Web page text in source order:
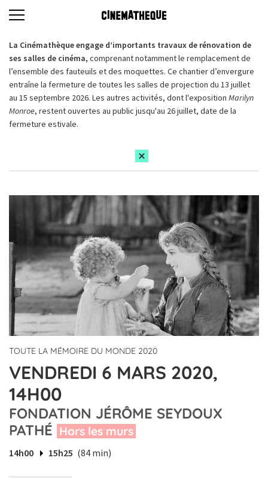
La Cinémathèque engage d’importants travaux de rénovation de
ses salles de cinéma, comprenant notamment le remplacement de
l’ensemble des fauteuils et des moquettes. Ce chantier d’envergure
entraîne la fermeture de toutes les salles de projection du 13 juillet
au 15 septembre 2026. Les autres activités, dont l'exposition Marilyn
Monroe, restent ouvertes au public jusqu'au 26 juillet, date de la
fermeture estivale.
TOUTE LA MÉMOIRE DU MONDE 2020
VENDREDI 6 MARS 2020,
14H00
FONDATION JÉRÔME SEYDOUX
PATHÉ Hors les murs
14h00 15h25 (84 min)